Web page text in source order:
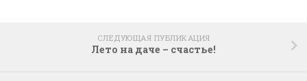
СЛЕДУЮЩАЯ ПУБЛИКАЦИЯ
Лето на даче – счастье!